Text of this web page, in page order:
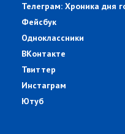
Телеграм: Хроника дня
Фейсбук
Одноклассники
ВКонтакте
Твиттер
Инстаграм
Ютуб